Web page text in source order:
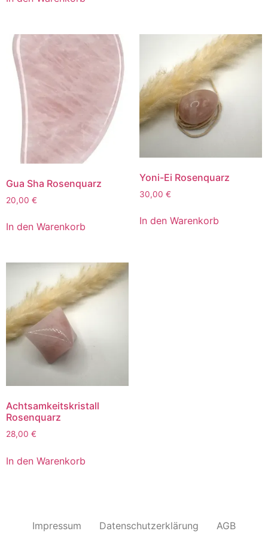
Gua Sha Rosenquarz
20,00 €
In den Warenkorb
Yoni-Ei Rosenquarz
30,00 €
In den Warenkorb
Achtsamkeitskristall
Rosenquarz
28,00 €
In den Warenkorb
Impressum Datenschutzerklärung AGB